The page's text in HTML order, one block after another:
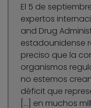
El 5 de
expertos
and Drug
estadounidense
preciso que la
organismos
no estemos
déficit que
[…] en muchos